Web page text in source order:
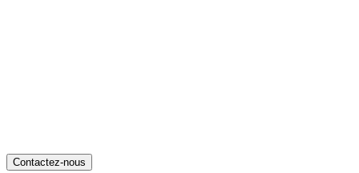
Contactez-nous